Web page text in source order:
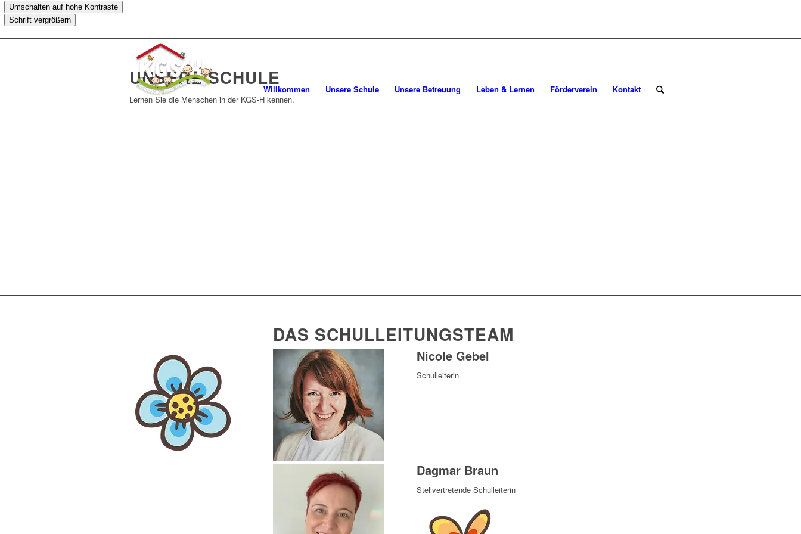
Umschalten auf hohe Kontraste
Schrift vergrößern
Willkommen Unsere Schule Unsere Betreuung Leben & Lernen Förderverein Kontakt
UNSERE SCHULE
Lernen Sie die Menschen in der KGS-H kennen.
DAS SCHULLEITUNGSTEAM
Nicole Gebel
Schulleiterin
Dagmar Braun
Stellvertretende Schulleiterin